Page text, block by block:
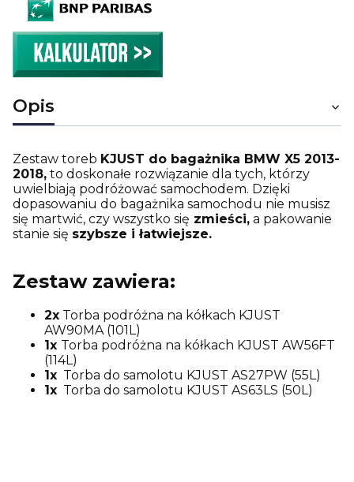
Opis
Zestaw toreb KJUST do bagażnika BMW X5 2013-
2018, to doskonałe rozwiązanie dla tych, którzy
uwielbiają podróżować samochodem. Dzięki
dopasowaniu do bagażnika samochodu nie musisz
się martwić, czy wszystko się zmieści, a pakowanie
stanie się szybsze i łatwiejsze.
Zestaw zawiera:
2x Torba podróżna na kółkach KJUST
AW90MA (101L)
1x Torba podróżna na kółkach KJUST AW56FT
(114L)
1x Torba do samolotu KJUST AS27PW (55L)
1x Torba do samolotu KJUST AS63LS (50L)